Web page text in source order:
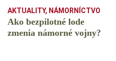
AKTUALITY, NÁMORNÍCTVO
Ako bezpilotné lode
zmenia námorné vojny?